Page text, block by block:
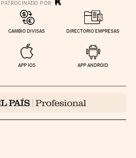
CAMBIO DIVISAS DIRECTORIO EMPRESAS
APP IOS APP ANDROID